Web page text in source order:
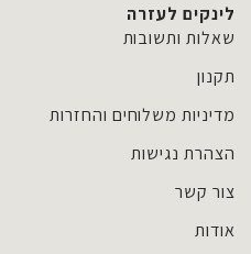
לינקים לעזרה
שאלות ותשובות
תקנון
מדיניות משלוחים והחזרות
הצהרת נגישות
צור קשר
אודות